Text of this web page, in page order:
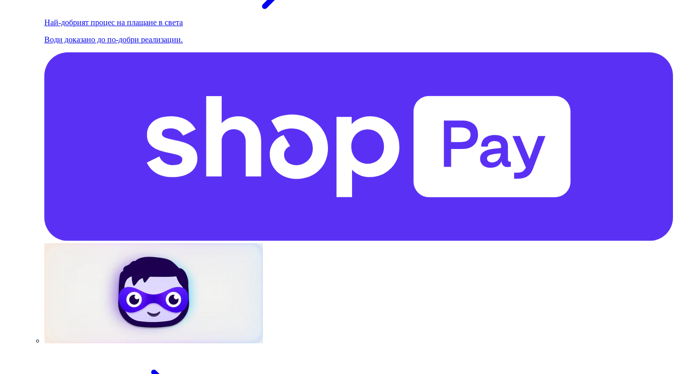
Най-добрият процес на плащане в света
Води доказано до по-добри реализации.